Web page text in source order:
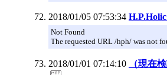
2018/01/05 07:53:34
Not Found
The requested URL /hph/ was not
2018/01/01 07:14:10 （現在